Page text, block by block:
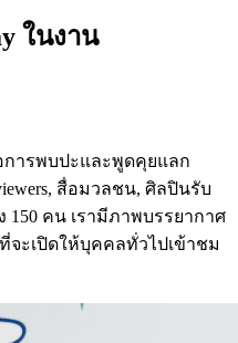
ในงาน
การพบปะและพูดคุยแลก
สื่อมวลชน, ศิลปินรับ
150 คน เรามีภาพบรรยากาศ
ะเปิดให้บุคคลทั่วไปเข้าชม